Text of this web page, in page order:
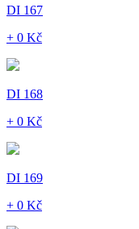
DI 167
+ 0 Kč
DI 168
+ 0 Kč
DI 169
+ 0 Kč